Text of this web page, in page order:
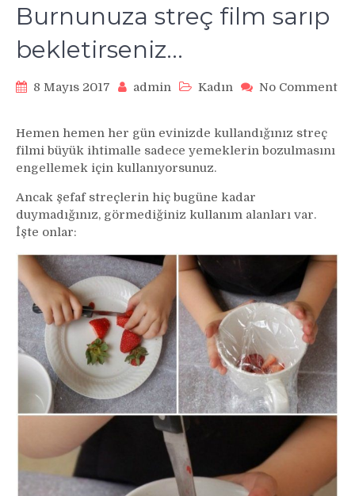
Burnunuza streç film sarıp
bekletirseniz…
8 Mayıs 2017 admin Kadın
No Comment
streç
film
sarıp
Hemen hemen her gün evinizde kullandığınız streç
filmi büyük ihtimalle sadece yemeklerin bozulmasını
engellemek için kullanıyorsunuz.
Ancak şefaf streçlerin hiç bugüne kadar
duymadığınız, görmediğiniz kullanım alanları var.
İşte onlar: